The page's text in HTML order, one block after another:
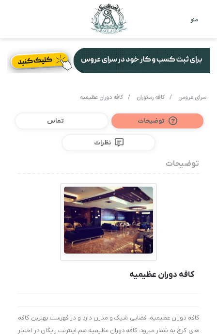
منو
سرای عروس / کافه رستوران / کافه دوران عظیمیه
توضیحات تماس
نظرات
توضیحات
کافه دوران عظیمیه
کافه دوران عظیمیه، فضایی شیک و مدرن دارد و در فهرست بهترین کافه
‌های کرج به شمار میرود. کافه دوران عظیمیه هم اینترنت رایگان در اختیار